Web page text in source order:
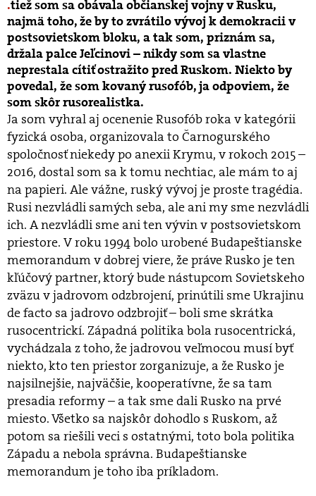
tiež som sa obávala občianskej vojny v Rusku,
najmä toho, že by to zvrátilo vývoj k demokracii v
postsovietskom bloku, a tak som, priznám sa,
držala palce Jeľcinovi – nikdy som sa vlastne
neprestala cítiť ostražito pred Ruskom. Niekto by
povedal, že som kovaný rusofób, ja odpoviem, že
som skôr rusorealistka.
Ja som vyhral aj ocenenie Rusofób roka v kategórii
fyzická osoba, organizovala to Čarnogurského
spoločnosť niekedy po anexii Krymu, v rokoch 2015 –
2016, dostal som sa k tomu nechtiac, ale mám to aj
na papieri. Ale vážne, ruský vývoj je proste tragédia.
Rusi nezvládli samých seba, ale ani my sme nezvládli
ich. A nezvládli sme ani ten vývin v postsovietskom
priestore. V roku 1994 bolo urobené Budapeštianske
memorandum v dobrej viere, že práve Rusko je ten
kľúčový partner, ktorý bude nástupcom Sovietskeho
zväzu v jadrovom odzbrojení, prinútili sme Ukrajinu
de facto sa jadrovo odzbrojiť – boli sme skrátka
rusocentrickí. Západná politika bola rusocentrická,
vychádzala z toho, že jadrovou veľmocou musí byť
niekto, kto ten priestor zorganizuje, a že Rusko je
najsilnejšie, najväčšie, kooperatívne, že sa tam
presadia reformy – a tak sme dali Rusko na prvé
miesto. Všetko sa najskôr dohodlo s Ruskom, až
potom sa riešili veci s ostatnými, toto bola politika
Západu a nebola správna. Budapeštianske
memorandum je toho iba príkladom.